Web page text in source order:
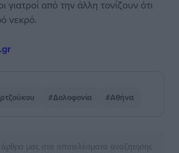
γιατροί από την άλλη τονίζουν ότι
νεκρό.
#Δολοφονία #Αθήνα
άρθρα μας στα αποτελέσματα αναζήτησης